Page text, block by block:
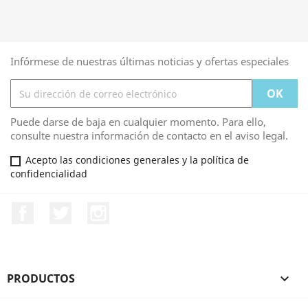
Infórmese de nuestras últimas noticias y ofertas especiales
Puede darse de baja en cualquier momento. Para ello,
consulte nuestra información de contacto en el aviso legal.
Acepto las condiciones generales y la política de
confidencialidad
PRODUCTOS 